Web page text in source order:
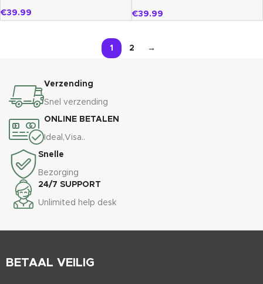
€39.99 €39.99
1 2 →
Verzending
Snel verzending
ONLINE BETALEN
Ideal,Visa..
Snelle
Bezorging
24/7 SUPPORT
Unlimited help desk
BETAAL VEILIG